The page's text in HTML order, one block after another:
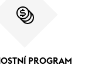
PROGRAM